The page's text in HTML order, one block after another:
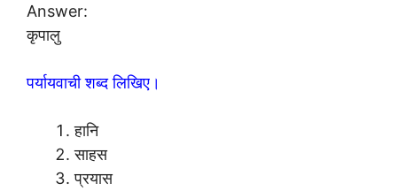
Answer:
कृपालु
पर्यायवाची शब्द लिखिए।
हानि
साहस
प्रयास